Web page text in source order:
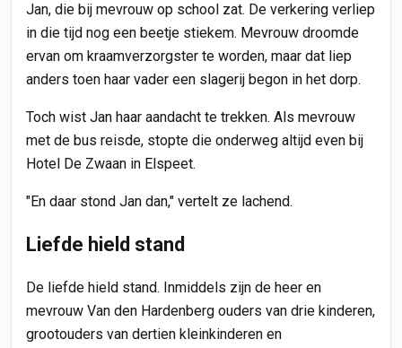
Jan, die bij mevrouw op school zat. De verkering verliep
in die tijd nog een beetje stiekem. Mevrouw droomde
ervan om kraamverzorgster te worden, maar dat liep
anders toen haar vader een slagerij begon in het dorp.
Toch wist Jan haar aandacht te trekken. Als mevrouw
met de bus reisde, stopte die onderweg altijd even bij
Hotel De Zwaan in Elspeet.
"En daar stond Jan dan," vertelt ze lachend.
Liefde hield stand
De liefde hield stand. Inmiddels zijn de heer en
mevrouw Van den Hardenberg ouders van drie kinderen,
grootouders van dertien kleinkinderen en